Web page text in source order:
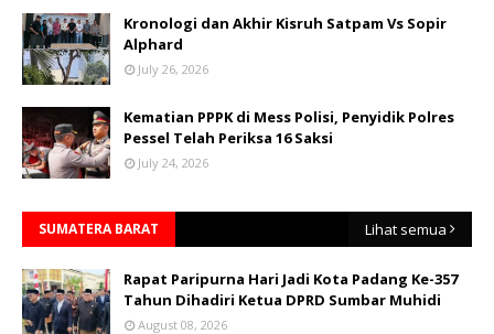
Kronologi dan Akhir Kisruh Satpam Vs Sopir
Alphard
July 26, 2026
Kematian PPPK di Mess Polisi, Penyidik Polres
Pessel Telah Periksa 16 Saksi
July 24, 2026
SUMATERA BARAT Lihat semua
Rapat Paripurna Hari Jadi Kota Padang Ke-357
Tahun Dihadiri Ketua DPRD Sumbar Muhidi
August 08, 2026